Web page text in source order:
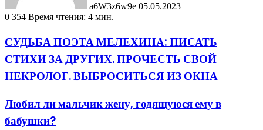
a6W3z6w9e 05.05.2023
0 354 Время чтения: 4 мин.
СУДЬБА ПОЭТА МЕЛЕХИНА: ПИСАТЬ
СТИХИ ЗА ДРУГИХ. ПРОЧЕСТЬ СВОЙ
НЕКРОЛОГ. ВЫБРОСИТЬСЯ ИЗ ОКНА
Любил ли мальчик жену, годящуюся ему в
бабушки?